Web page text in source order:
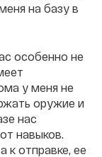
на базу в
особенно не
у меня не
оружие и
нас
навыков.
к отправке, ее